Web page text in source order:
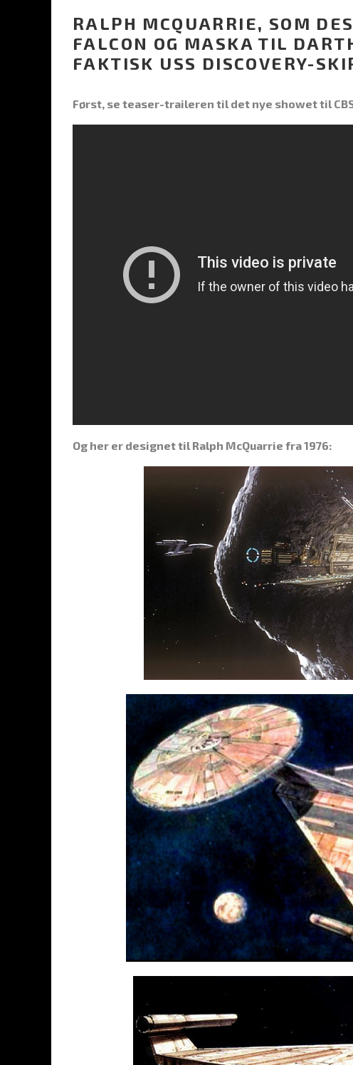
RALPH MCQUARRIE, SOM
FALCON OG MASKA TIL
FAKTISK USS DISCOVERY-
Først, se teaser-traileren til det nye showet til
Og her er designet til Ralph McQuarrie fra 1976: